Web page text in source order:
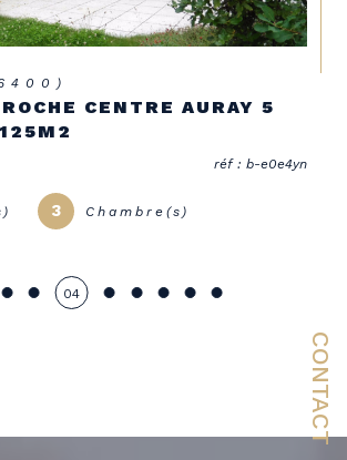
CONTACT
CENTRE AURAY 5
réf : b-e0e4yn
3 Chambre(s)
04